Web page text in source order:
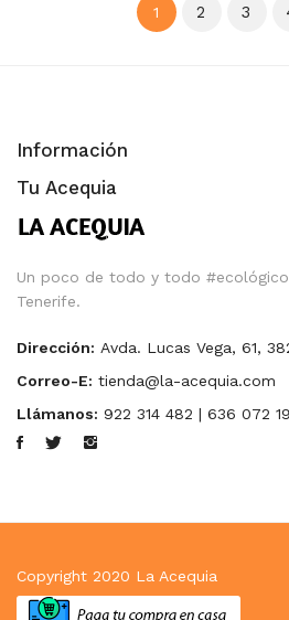
1 2 3
Información
Tu Acequia
Un poco de todo y todo
Tenerife.
Dirección: Avda. Lucas Vega, 61,
Correo-E: tienda@la-acequia.com
Llámanos: 922 314 482 | 636 072
Copyright 2020 La Acequia